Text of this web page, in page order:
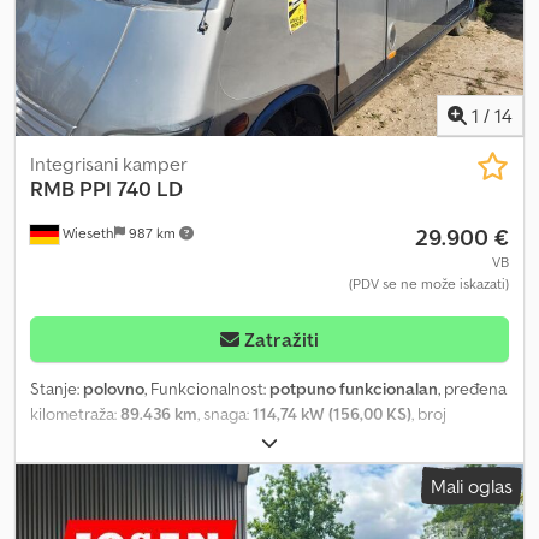
(gusje vrat), uključuje bočnu kompletnu tendu sa bočnim
panelima koji se mogu skinuti (sa ogledalima), bočna vrata za ulaz
sa stepenicama i zadnja vrata, ZASTUPNIK INTERDRIVE SRL-PARMA
Dedpfx Ajv T Ugaeh Reck
1 / 14
Wieseth 987 km
Integrisani kamper
RMB PPI 740 LD
29.900 €
VB
(PDV se ne može iskazati)
Zatražiti
Stanje: polovno, Funkcionalnost: potpuno funkcionalan, pređena
kilometraža:89.436 km, snaga:114,74 kW (156,00 KS), broj
, vrsta goriva:
automatski, boja:srebrna, prva registracija:11/2004, sledeća
06/2026, proizvođač šasije:Mercedes Benz,
model šasije:416 CDI Typ 904 , ukupna dužina: 7.382 mm, ukupna
Mali oglas